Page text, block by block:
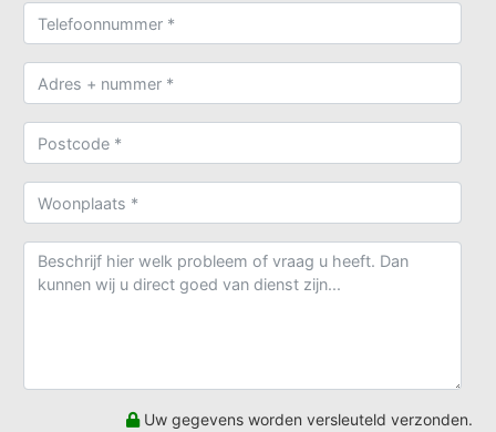
Uw gegevens worden versleuteld verzonden.